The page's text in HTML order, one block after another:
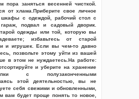
пора заняться весенней чисткой.
от хлама.Приберите свое личное
шкафы с одеждой, рабочий стол с
подвал и садовый дворик.
одежды или той, которую вы
избавьтесь от старой
и игрушек. Если вы чем-то давно
позвольте этому уйти из вашей
в этом не нуждаетесь.На работе:
и уберите на хранение
с полузаконченными
этой деятельностью, вы не
себя свежими и обновленными,
вам будет проще понять то новое,